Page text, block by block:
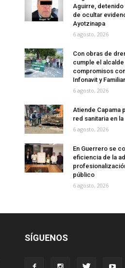
Aguirre,
de ocultar
Ayotzinapa
6 agosto, 2026
Con obras de
cumple el alcalde
compromisos
Infonavit y Familiar
6 agosto, 2026
Atiende Capama
red sanitaria en
6 agosto, 2026
En Guerrero se
eficiencia de la
público
6 agosto, 2026
SÍGUENOS